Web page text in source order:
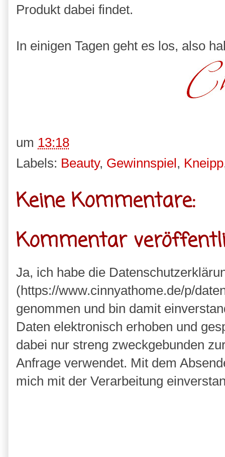
Produkt dabei findet.
In einigen Tagen geht es los, also
um 13:18
Labels: Beauty, Gewinnspiel, Kneipp
Keine Kommentare:
Kommentar
Ja, ich habe die
(https://www.cinnyathome.de/p/
genommen und bin damit
Daten elektronisch erhoben und
dabei nur streng zweckgebunden
Anfrage verwendet. Mit dem
mich mit der Verarbeitung